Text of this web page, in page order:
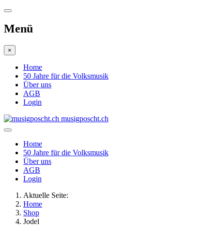
Menü
×
Home
50 Jahre für die Volksmusik
Über uns
AGB
Login
musigposcht.ch
Home
50 Jahre für die Volksmusik
Über uns
AGB
Login
Aktuelle Seite:
Home
Shop
Jodel